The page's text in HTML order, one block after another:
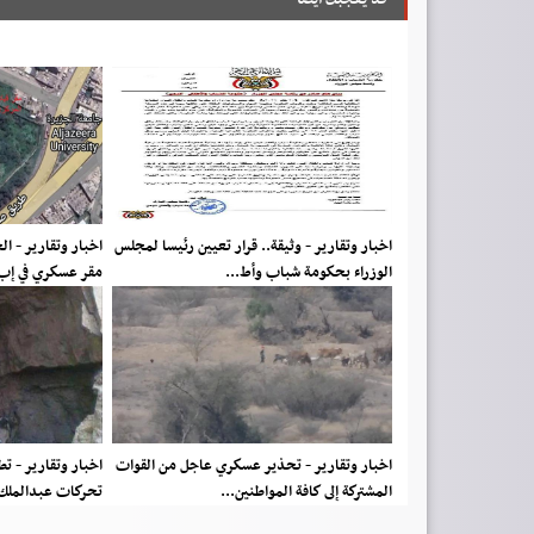
اخبار وتقارير - وثيقة.. قرار تعيين رئيسا لمجلس
الوزراء بحكومة شباب وأط...
اخبار وتقارير -
مقر عسكري في
اخبار وتقارير - تحذير عسكري عاجل من القوات
المشتركة إلى كافة المواطنين...
اخبار وتقارير -
تحركات